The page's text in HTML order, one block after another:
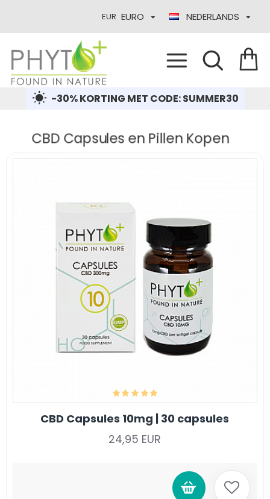
EUR EURO NEDERLANDS
-30% KORTING MET CODE: SUMMER30
CBD Capsules en Pillen Kopen
CBD Capsules 10mg | 30 capsules
24,95 EUR